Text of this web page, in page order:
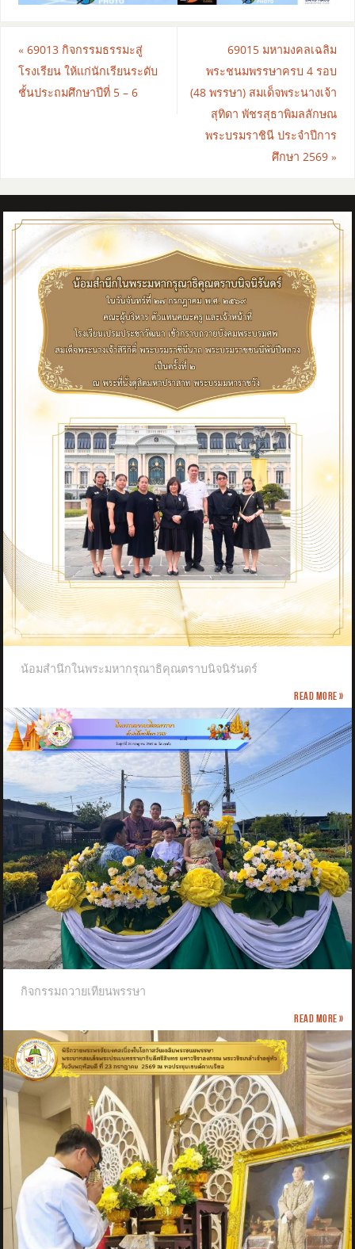
«69013 กิจกรรมธรรมะสู่
โรงเรียน ให้แก่นักเรียนระดับ
ชั้นประถมศึกษาปีที่ 5 – 6
69015 มหามงคลเฉลิม
พระชนมพรรษาครบ 4 รอบ
(48 พรรษา) สมเด็จพระนางเจ้า
สุทิดา พัชรสุธาพิมลลักษณ
พระบรมราชินี ประจำปีการ
ศึกษา 2569»
น้อมสำนึกในพระมหากรุณาธิคุณตราบนิจนิรันดร์
Read more »
กิจกรรมถวายเทียนพรรษา
Read more »